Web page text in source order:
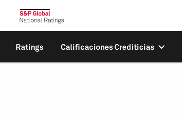
Ratings Calificaciones Crediticias